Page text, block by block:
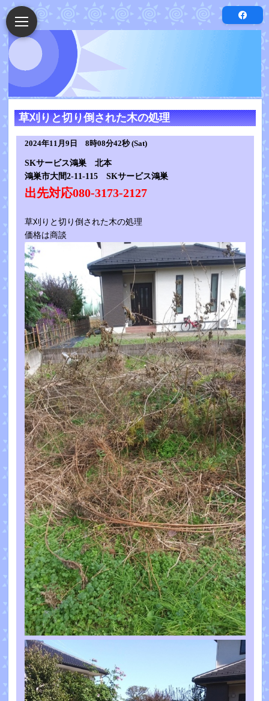
草刈りと切り倒された木の処理
2024年11月9日 8時08分42秒 (Sat)
SKサービス鴻巣 北本
鴻巣市大間2-11-115 SKサービス鴻巣
出先対応080-3173-2127
草刈りと切り倒された木の処理
価格は商談